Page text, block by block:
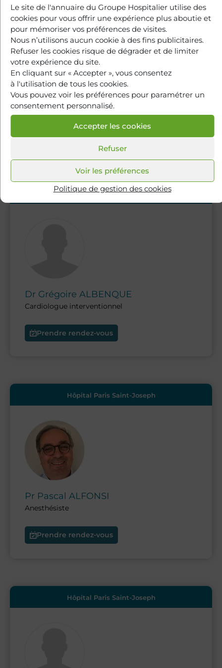
Le site de l'annuaire du Groupe Hospitalier utilise des
cookies pour vous offrir une expérience plus aboutie et
pour mémoriser vos préférences de visites.
Nous n’utilisons aucun cookie à des fins publicitaires.
Refuser les cookies risque de dégrader et de limiter
votre expérience du site.
En cliquant sur « Accepter », vous consentez
à l'utilisation de tous les cookies.
Vous pouvez voir les préférences pour paramétrer un
consentement personnalisé.
Accepter les cookies
Refuser
Voir les préférences
Politique de gestion des cookies
DrAmine AntoninALAM
Proctologue - Douleurs pelvi-périnéales
Prendre rendez-vous
Hôpital Marie-Lannelongue
Dr Grégoire ALBENQUE
Cardiologue interventionnel
Prendre rendez-vous
Hôpital Paris Saint-Joseph
Pr Pascal ALFONSI
Anesthésiste
Prendre rendez-vous
Hôpital Paris Saint-Joseph